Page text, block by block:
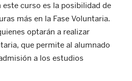
este curso es la posibilidad de
más en la Fase Voluntaria.
optarán a realizar
que permite al alumnado
a los estudios